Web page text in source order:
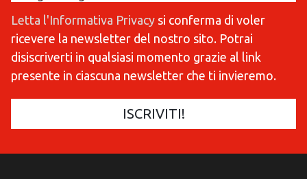
Letta l'Informativa Privacy si conferma di voler
ricevere la newsletter del nostro sito. Potrai
disiscriverti in qualsiasi momento grazie al link
presente in ciascuna newsletter che ti invieremo.